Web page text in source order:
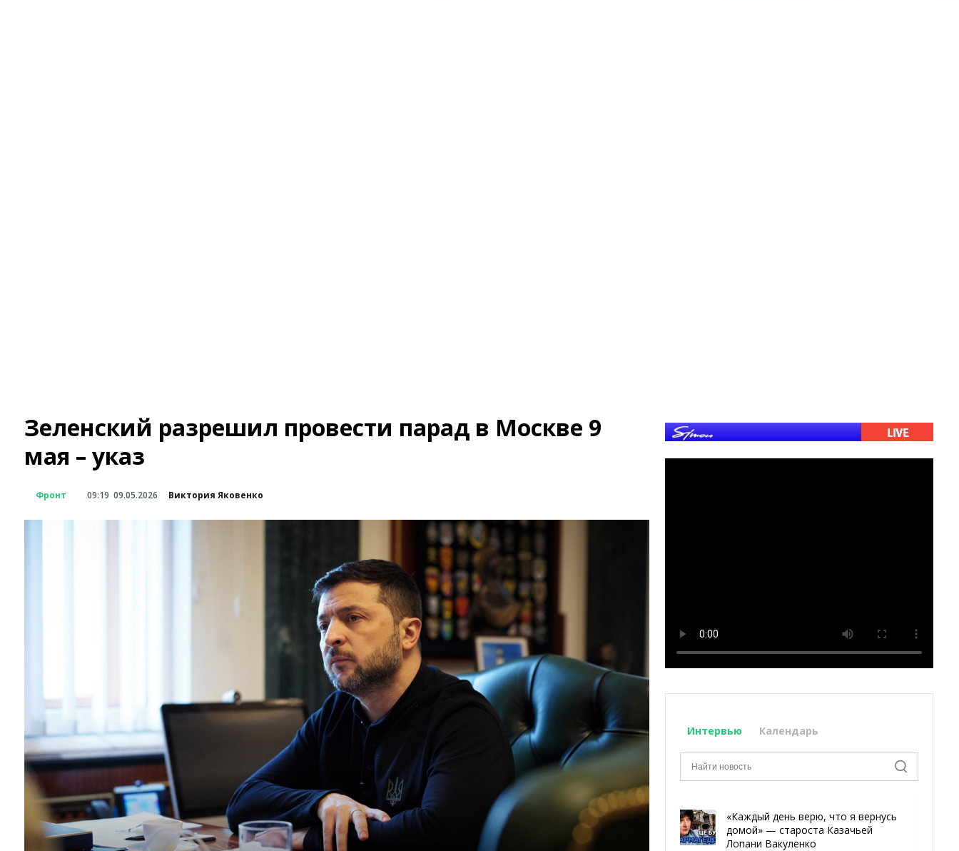
Зеленский разрешил провести парад в Москве 9
мая – указ
Фронт 09:19 09.05.2026 Виктория Яковенко
Интервью Календарь
«Каждый день верю, что я вернусь
домой» — староста Казачьей
Лопани Вакуленко